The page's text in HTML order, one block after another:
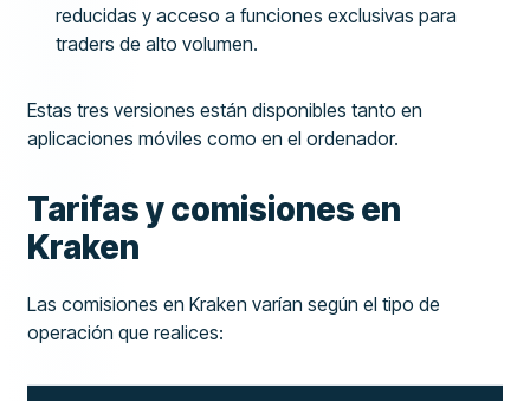
reducidas y acceso a funciones exclusivas para
traders de alto volumen.
Estas tres versiones están disponibles tanto en
aplicaciones móviles como en el ordenador.
Tarifas y comisiones en
Kraken
Las comisiones en Kraken varían según el tipo de
operación que realices: